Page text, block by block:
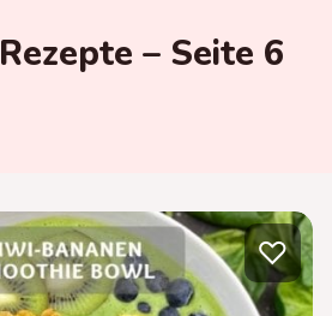
– Seite 6
♡